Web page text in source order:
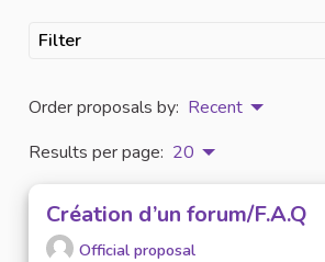
Filter
Order proposals by: Recent
Results per page: 20
Création d’un forum/F.A.Q
Official proposal